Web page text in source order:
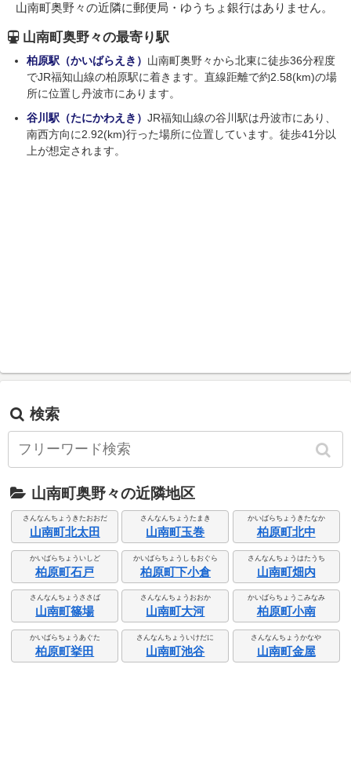
山南町奥野々の近隣に郵便局・ゆうちょ銀行はありません。
山南町奥野々の最寄り駅
柏原駅（かいばらえき） 山南町奥野々から北東に徒歩36分程度
でJR福知山線の柏原駅に着きます。直線距離で約2.58(km)の場
所に位置し丹波市にあります。
谷川駅（たにかわえき） JR福知山線の谷川駅は丹波市にあり、
南西方向に2.92(km)行った場所に位置しています。徒歩41分以
上が想定されます。
検索
山南町奥野々の近隣地区
さんなんちょうきたおおだ
山南町北太田
さんなんちょうたまき
山南町玉巻
かいばらちょうきたなか
柏原町北中
かいばらちょういしど
柏原町石戸
かいばらちょうしもおぐら
柏原町下小倉
さんなんちょうはたうち
山南町畑内
さんなんちょうささば
山南町篠場
さんなんちょうおおか
山南町大河
かいばらちょうこみなみ
柏原町小南
かいばらちょうあぐた
柏原町挙田
さんなんちょういけだに
山南町池谷
さんなんちょうかなや
山南町金屋